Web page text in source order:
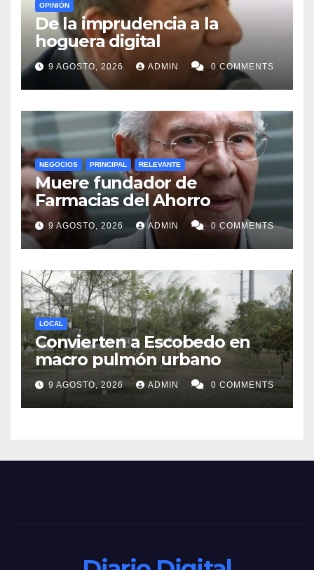
OPINIÓN
De la imprudencia a la
hoguera digital
9 AGOSTO, 2026 ADMIN 0 COMMENTS
NEGOCIOS PRINCIPAL RELEVANTE
Muere fundador de
Farmacias del Ahorro
9 AGOSTO, 2026 ADMIN 0 COMMENTS
LOCAL
Convierten a Escobedo en
macro pulmón urbano
9 AGOSTO, 2026 ADMIN 0 COMMENTS